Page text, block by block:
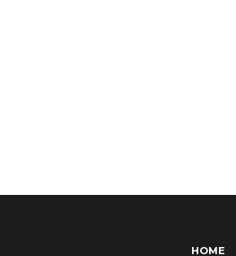
HOME